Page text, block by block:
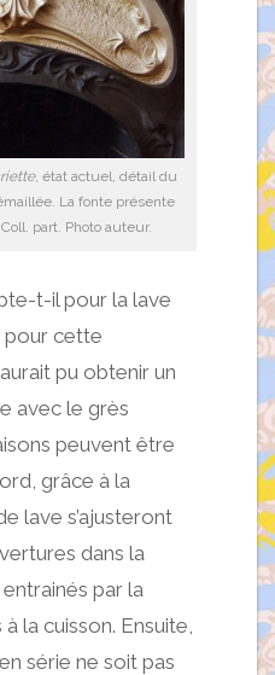
, état actuel, détail du
La fonte présente
part. Photo auteur.
t-il pour la lave
pour cette
pu obtenir un
avec le grès
peuvent être
grâce à la
lave s’ajusteront
dans la
par la
la cuisson. Ensuite,
série ne soit pas